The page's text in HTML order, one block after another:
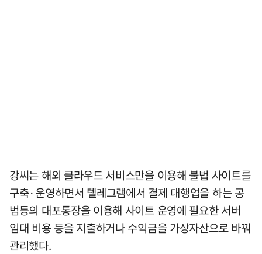
강씨는 해외 클라우드 서비스만을 이용해 불법 사이트를
구축·운영하면서 텔레그램에서 결제 대행업을 하는 공
범등의 대포통장을 이용해 사이트 운영에 필요한 서버
임대 비용 등을 지출하거나 수익금을 가상자산으로 바꿔
관리했다.